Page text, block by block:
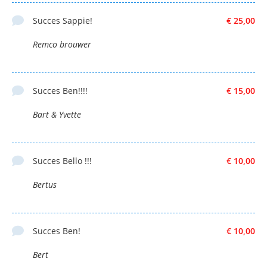
€ 25,00
Succes Sappie!
Remco brouwer
€ 15,00
Succes Ben!!!!
Bart & Yvette
€ 10,00
Succes Bello !!!
Bertus
€ 10,00
Succes Ben!
Bert